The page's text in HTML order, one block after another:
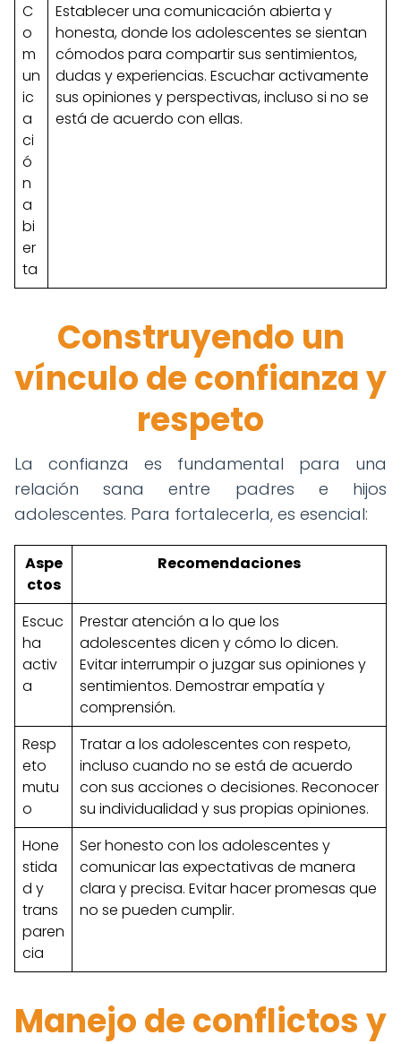
C
o
m
un
ic
a
ci
ó
n
a
bi
er
ta
Establecer una comunicación abierta y
honesta, donde los adolescentes se sientan
cómodos para compartir sus sentimientos,
dudas y experiencias. Escuchar activamente
sus opiniones y perspectivas, incluso si no se
está de acuerdo con ellas.
Construyendo un
vínculo de confianza y
respeto
La confianza es fundamental para una
relación sana entre padres e hijos
adolescentes. Para fortalecerla, es esencial:
Aspe
ctos
Recomendaciones
Escuc
ha
activ
a
Prestar atención a lo que los
adolescentes dicen y cómo lo dicen.
Evitar interrumpir o juzgar sus opiniones y
sentimientos. Demostrar empatía y
comprensión.
Resp
eto
mutu
o
Tratar a los adolescentes con respeto,
incluso cuando no se está de acuerdo
con sus acciones o decisiones. Reconocer
su individualidad y sus propias opiniones.
Hone
stida
d y
trans
paren
cia
Ser honesto con los adolescentes y
comunicar las expectativas de manera
clara y precisa. Evitar hacer promesas que
no se pueden cumplir.
Manejo de conflictos y